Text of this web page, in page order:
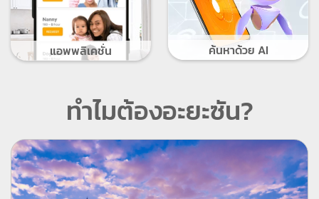
แอพพลิเคชั่น ค้นหาด้วย AI
ทำไมต้องอะยะซัน?